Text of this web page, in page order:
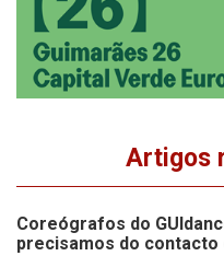
Artigos
Coreógrafos do
precisamos do contacto